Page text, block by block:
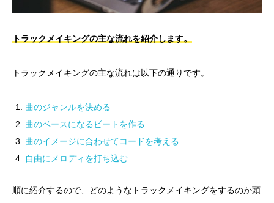
トラックメイキングの主な流れを紹介します。
トラックメイキングの主な流れは以下の通りです。
曲のジャンルを決める
曲のベースになるビートを作る
曲のイメージに合わせてコードを考える
自由にメロディを打ち込む
順に紹介するので、どのようなトラックメイキングをするのか頭